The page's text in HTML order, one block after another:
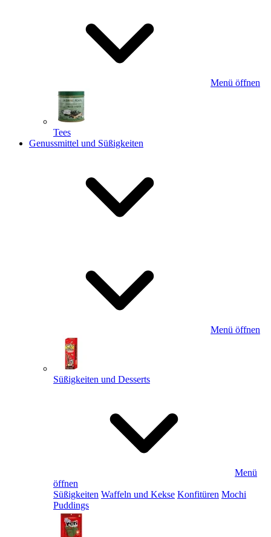
Menü öffnen
Tees
Genussmittel und Süßigkeiten
Menü öffnen
Süßigkeiten und Desserts
Menü
öffnen
Süßigkeiten Waffeln und Kekse Konfitüren Mochi
Puddings